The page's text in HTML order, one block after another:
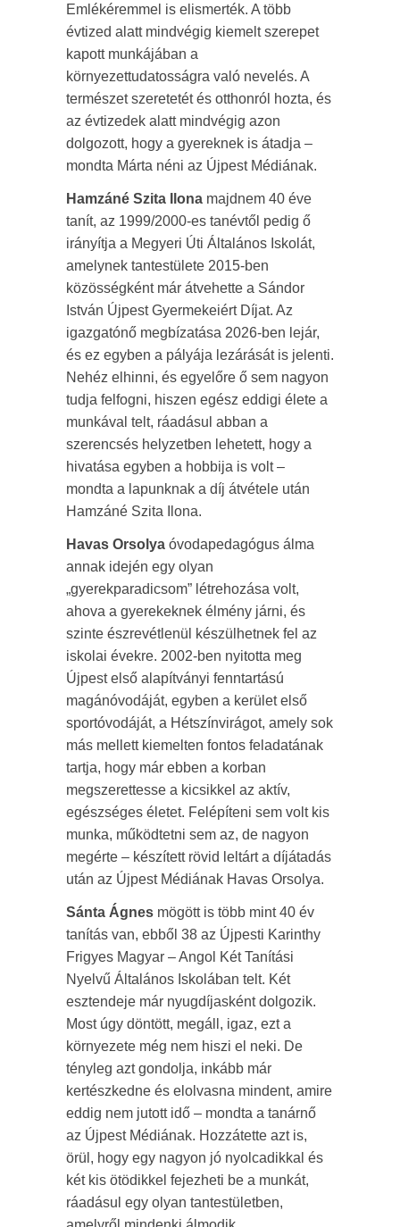
Emlékéremmel is elismerték. A több
évtized alatt mindvégig kiemelt szerepet
kapott munkájában a
környezettudatosságra való nevelés. A
természet szeretetét és otthonról hozta, és
az évtizedek alatt mindvégig azon
dolgozott, hogy a gyereknek is átadja –
mondta Márta néni az Újpest Médiának.
Hamzáné Szita Ilona majdnem 40 éve
tanít, az 1999/2000-es tanévtől pedig ő
irányítja a Megyeri Úti Általános Iskolát,
amelynek tantestülete 2015-ben
közösségként már átvehette a Sándor
István Újpest Gyermekeiért Díjat. Az
igazgatónő megbízatása 2026-ben lejár,
és ez egyben a pályája lezárását is jelenti.
Nehéz elhinni, és egyelőre ő sem nagyon
tudja felfogni, hiszen egész eddigi élete a
munkával telt, ráadásul abban a
szerencsés helyzetben lehetett, hogy a
hivatása egyben a hobbija is volt –
mondta a lapunknak a díj átvétele után
Hamzáné Szita Ilona.
Havas Orsolya óvodapedagógus álma
annak idején egy olyan
„gyerekparadicsom” létrehozása volt,
ahova a gyerekeknek élmény járni, és
szinte észrevétlenül készülhetnek fel az
iskolai évekre. 2002-ben nyitotta meg
Újpest első alapítványi fenntartású
magánóvodáját, egyben a kerület első
sportóvodáját, a Hétszínvirágot, amely sok
más mellett kiemelten fontos feladatának
tartja, hogy már ebben a korban
megszerettesse a kicsikkel az aktív,
egészséges életet. Felépíteni sem volt kis
munka, működtetni sem az, de nagyon
megérte – készített rövid leltárt a díjátadás
után az Újpest Médiának Havas Orsolya.
Sánta Ágnes mögött is több mint 40 év
tanítás van, ebből 38 az Újpesti Karinthy
Frigyes Magyar – Angol Két Tanítási
Nyelvű Általános Iskolában telt. Két
esztendeje már nyugdíjasként dolgozik.
Most úgy döntött, megáll, igaz, ezt a
környezete még nem hiszi el neki. De
tényleg azt gondolja, inkább már
kertészkedne és elolvasna mindent, amire
eddig nem jutott idő – mondta a tanárnő
az Újpest Médiának. Hozzátette azt is,
örül, hogy egy nagyon jó nyolcadikkal és
két kis ötödikkel fejezheti be a munkát,
ráadásul egy olyan tantestületben,